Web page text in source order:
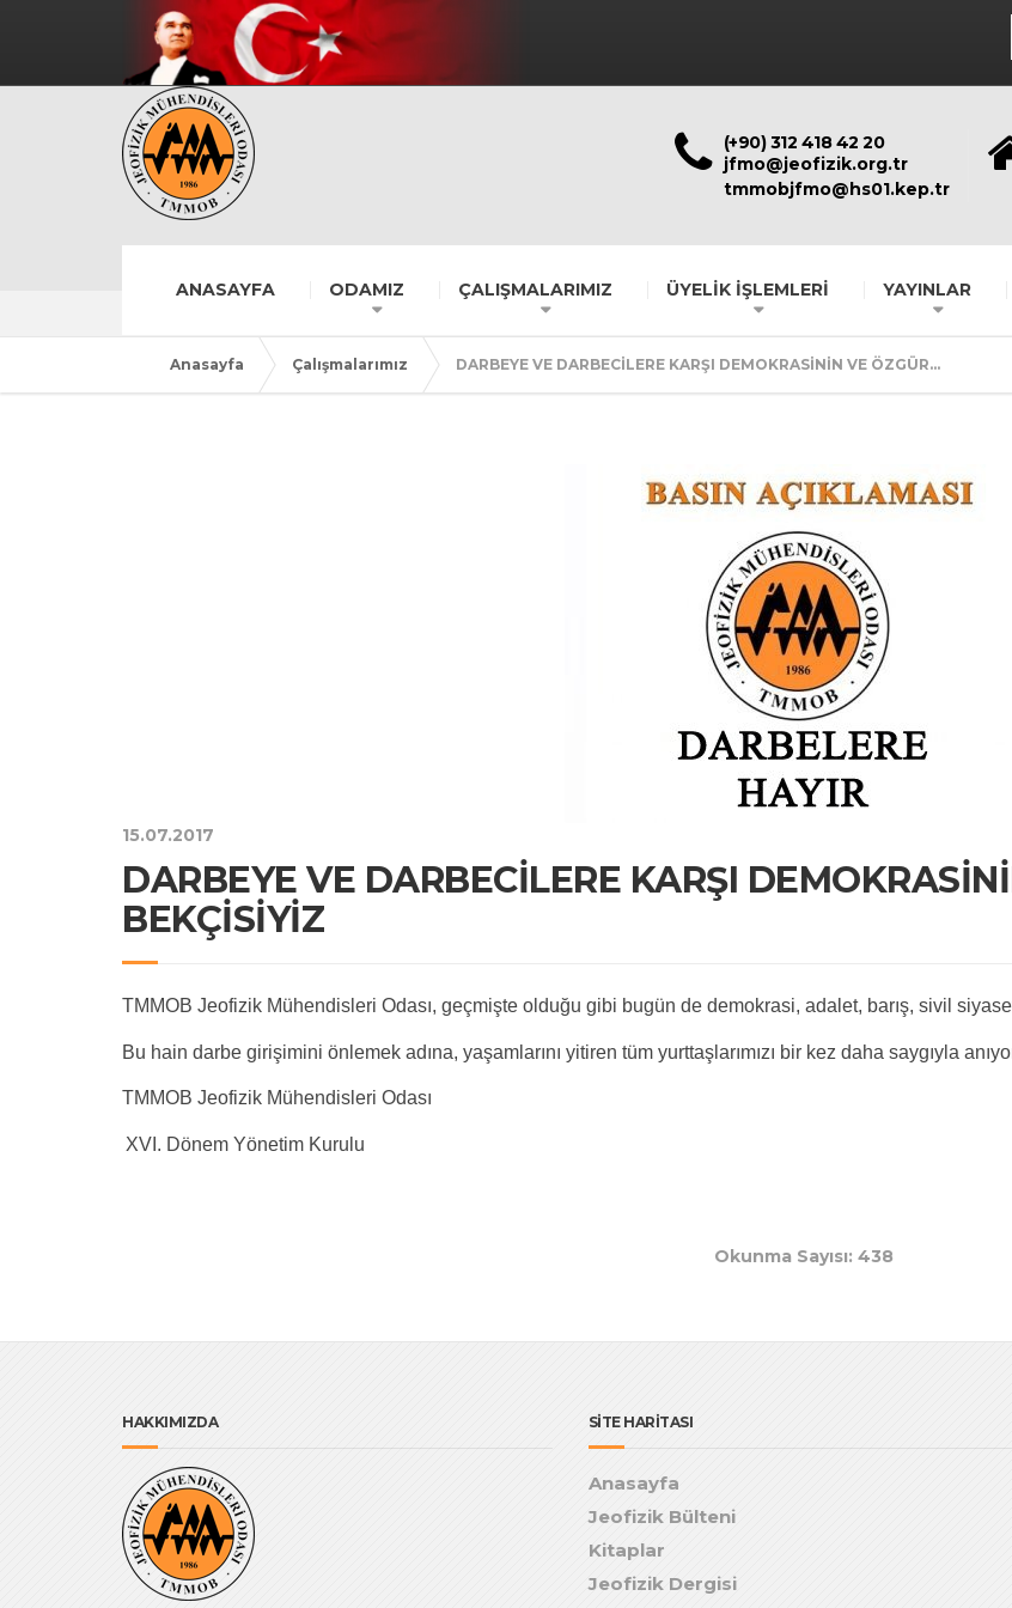
(+90) 312 418 42 20
jfmo@jeofizik.org.tr
tmmobjfmo@hs01.kep.tr
ANASAYFA ODAMIZ ÇALIŞMALARIMIZ ÜYELİK İŞLEMLERİ YAYINLAR
Anasayfa Çalışmalarımız DARBEYE VE DARBECİLERE KARŞI DEMOKRASİNİN VE ÖZGÜR...
15.07.2017
DARBEYE VE DARBECİLERE KARŞI
BEKÇİSİYİZ
TMMOB Jeofizik Mühendisleri Odası, geçmişte olduğu gibi bugün de demokrasi, adalet, barış, sivil
Bu hain darbe girişimini önlemek adına, yaşamlarını yitiren tüm yurttaşlarımızı bir kez daha saygıyla
TMMOB Jeofizik Mühendisleri Odası
XVI. Dönem Yönetim Kurulu
Okunma Sayısı: 438
HAKKIMIZDA SİTE HARİTASI
Anasayfa
Jeofizik Bülteni
Kitaplar
Jeofizik Dergisi